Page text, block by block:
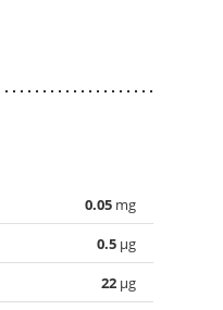
0.05 mg
0.5 µg
22 µg